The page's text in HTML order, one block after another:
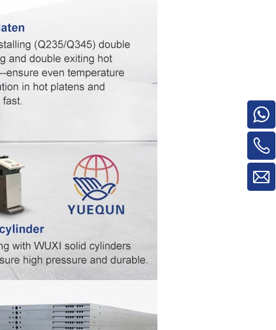
máquinas para trabalhar madeira para
máquina de rotatividade de
material/máquina de rotatividade de
painel